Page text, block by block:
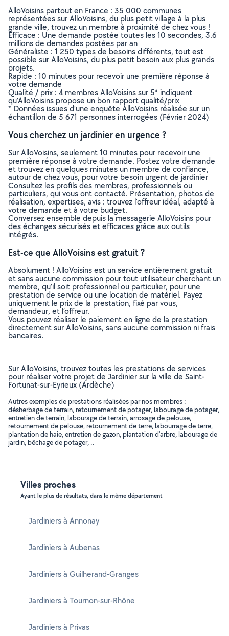
AlloVoisins partout en France : 35 000 communes
représentées sur AlloVoisins, du plus petit village à la plus
grande ville, trouvez un membre à proximité de chez vous !
Efficace : Une demande postée toutes les 10 secondes, 3.6
millions de demandes postées par an
Généraliste : 1 250 types de besoins différents, tout est
possible sur AlloVoisins, du plus petit besoin aux plus grands
projets.
Rapide : 10 minutes pour recevoir une première réponse à
votre demande
Qualité / prix : 4 membres AlloVoisins sur 5* indiquent
qu’AlloVoisins propose un bon rapport qualité/prix
* Données issues d’une enquête AlloVoisins réalisée sur un
échantillon de 5 671 personnes interrogées (Février 2024)
Vous cherchez un jardinier en urgence ?
Sur AlloVoisins, seulement 10 minutes pour recevoir une
première réponse à votre demande. Postez votre demande
et trouvez en quelques minutes un membre de confiance,
autour de chez vous, pour votre besoin urgent de jardinier
Consultez les profils des membres, professionnels ou
particuliers, qui vous ont contacté. Présentation, photos de
réalisation, expertises, avis : trouvez l'offreur idéal, adapté à
votre demande et à votre budget.
Conversez ensemble depuis la messagerie AlloVoisins pour
des échanges sécurisés et efficaces grâce aux outils
intégrés.
Est-ce que AlloVoisins est gratuit ?
Absolument ! AlloVoisins est un service entièrement gratuit
et sans aucune commission pour tout utilisateur cherchant un
membre, qu’il soit professionnel ou particulier, pour une
prestation de service ou une location de matériel. Payez
uniquement le prix de la prestation, fixé par vous,
demandeur, et l’offreur.
Vous pouvez réaliser le paiement en ligne de la prestation
directement sur AlloVoisins, sans aucune commission ni frais
bancaires.
Sur AlloVoisins, trouvez toutes les prestations de services
pour réaliser votre projet de Jardinier sur la ville de Saint-
Fortunat-sur-Eyrieux (Ardèche)
Autres exemples de prestations réalisées par nos membres :
désherbage de terrain, retournement de potager, labourage de potager,
entretien de terrain, labourage de terrain, arrosage de pelouse,
retournement de pelouse, retournement de terre, labourrage de terre,
plantation de haie, entretien de gazon, plantation d'arbre, labourage de
jardin, bêchage de potager, ..
Villes proches
Ayant le plus de résultats, dans le même département
Jardiniers à Annonay
Jardiniers à Aubenas
Jardiniers à Guilherand-Granges
Jardiniers à Tournon-sur-Rhône
Jardiniers à Privas